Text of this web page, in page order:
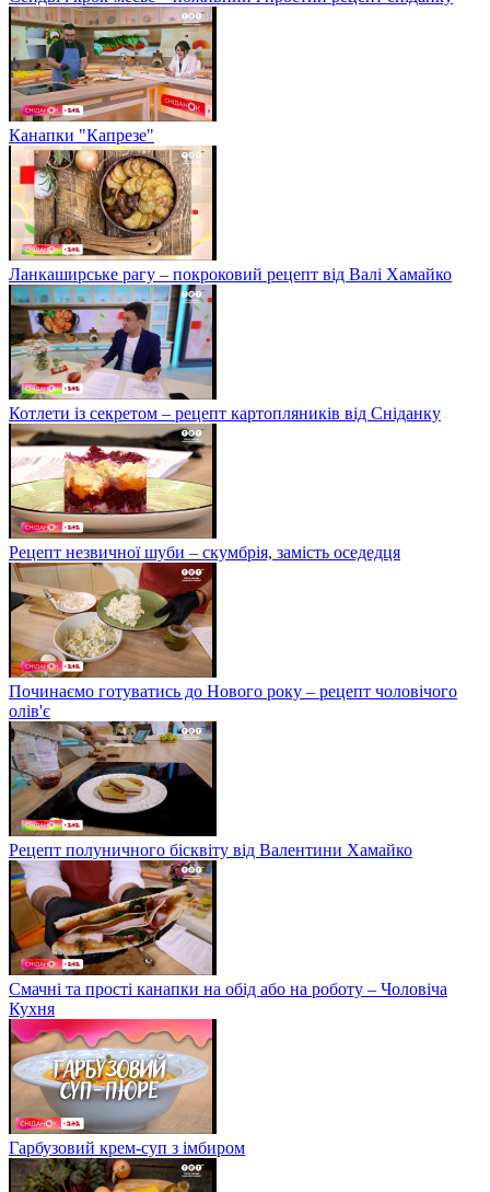
Канапки "Капрезе"
Ланкаширське рагу – покроковий рецепт від Валі Хамайко
Котлети із секретом – рецепт картопляників від Сніданку
Рецепт незвичної шуби – скумбрія, замість оседедця
Починаємо готуватись до Нового року – рецепт чоловічого
олів'є
Рецепт полуничного бісквіту від Валентини Хамайко
Смачні та прості канапки на обід або на роботу – Чоловіча
Кухня
Гарбузовий крем-суп з імбиром